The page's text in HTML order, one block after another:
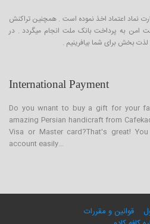
نماد اعتماد اخذ نموده است . همچنین تراکنش
امن به پرداخت بانک ملت انجام میگردد . در
بخش برای شما بیافرینیم .
International Payment
Do you wnant to buy a gift for your
amazing Persian handicraft from
Visa or Master card?That's great!
account easily...
قوانین و مقررات